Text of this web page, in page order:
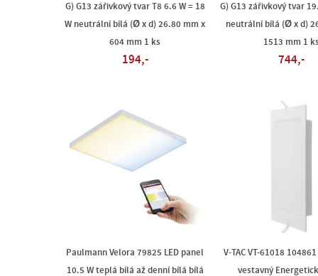
G) G13 zářivkový tvar T8 6.6 W = 18
W neutrální bílá (Ø x d) 26.80 mm x
604 mm 1 ks
194,-
G) G13 zářivkový tvar
neutrální bílá (Ø x d)
1513 mm 1
744,-
Paulmann Velora 79825 LED panel
10.5 W teplá bílá až denní bílá bílá
V-TAC VT-61018
vestavný